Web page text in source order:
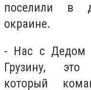
поселили в
окраине.
- Нас с Дедом
Грузину, это
который